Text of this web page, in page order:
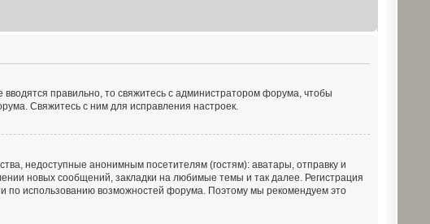
правильно, то свяжитесь с администратором форума, чтобы
Свяжитесь с ним для исправления настроек.
недоступные анонимным посетителям (гостям): аватары, отправку и
новых сообщений, закладки на любимые темы и так далее. Регистрация
по использованию возможностей форума. Поэтому мы рекомендуем это